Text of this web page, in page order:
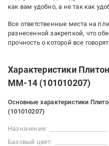
как вам удобно, а не так как
Все ответственные места на
разнесенной закрепкой, что
прочность о которой все
Характеристики
ММ-14 (101010207)
Основные характеристики
(101010207)
Назначение:
Базовый цвет: